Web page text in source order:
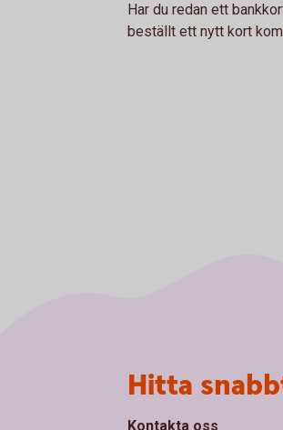
Har du redan ett
beställt ett nytt kort
Hitta
Kontakta oss